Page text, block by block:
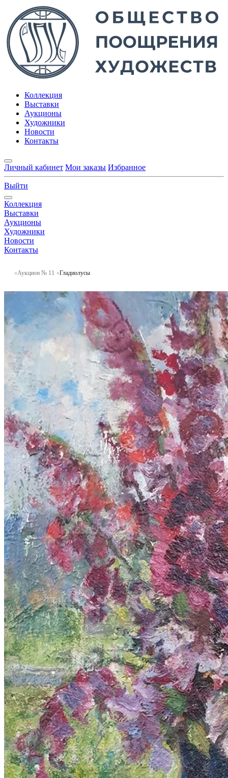
Коллекция
Выставки
Аукционы
Художники
Новости
Контакты
Личный кабинет Мои заказы Избранное
Выйти
Коллекция
Выставки
Аукционы
Художники
Новости
Контакты
Аукцион № 11 Гладиолусы